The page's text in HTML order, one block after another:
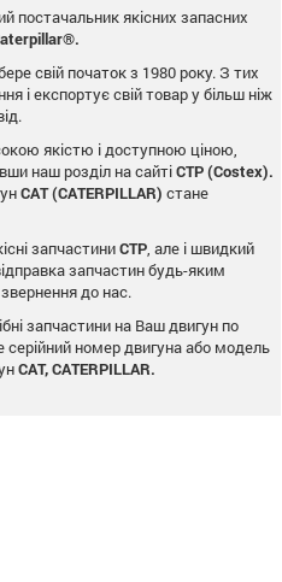
постачальник якісних запасних
свій початок з 1980 року. З тих
і експортує свій товар у більш ніж
якістю і доступною ціною,
наш розділ на сайтіCTP (Costex).
CAT (CATERPILLAR) стане
запчастиниCTP , але і швидкий
запчастин будь-яким
до нас.
запчастини на Ваш двигун по
номер двигуна або модель
CAT, CATERPILLAR.